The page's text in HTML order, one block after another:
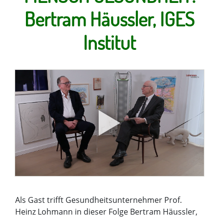
Bertram Häussler, IGES
Institut
Als Gast trifft Gesundheitsunternehmer Prof.
Heinz Lohmann in dieser Folge Bertram Häussler,